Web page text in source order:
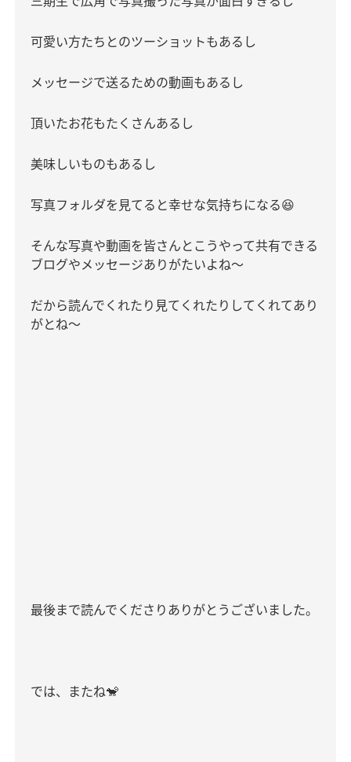
可愛い方たちとのツーショットもあるし
メッセージで送るための動画もあるし
頂いたお花もたくさんあるし
美味しいものもあるし
写真フォルダを見てると幸せな気持ちになる😆
そんな写真や動画を皆さんとこうやって共有できる
ブログやメッセージありがたいよね〜
だから読んでくれたり見てくれたりしてくれてあり
がとね〜
最後まで読んでくださりありがとうございました。
では、またね🐒